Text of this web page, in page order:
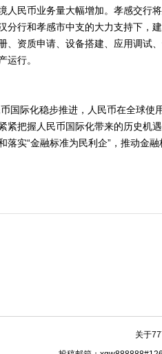
人民币业务量大幅增加。孝感交行
分行和孝感市中支的大力支持下，
、资质申请、设备搭建、应用调试
运行。
际化稳步推进，人民币在全球使
紧把握人民币国际化带来的历史机
落实“金融标准为民利企”，推动金
关于